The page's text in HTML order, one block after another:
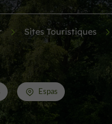
Sites Touristiques
Espas